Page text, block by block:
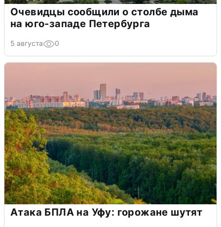
Очевидцы сообщили о столбе дыма
на юго-западе Петербурга
5 августа 0
Атака БПЛА на Уфу: горожане шутят